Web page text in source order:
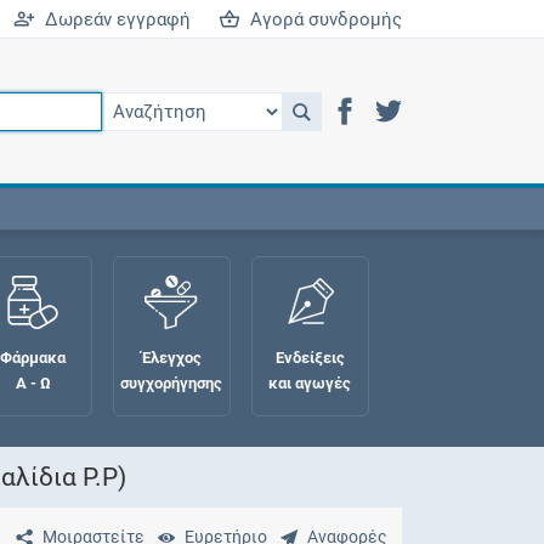
Δωρεάν εγγραφή Αγορά συνδρομής
Φάρμακα
Α - Ω
Έλεγχος
συγχορήγησης
Ενδείξεις
και αγωγές
P.P)
Μοιραστείτε Ευρετήριο Αναφορές